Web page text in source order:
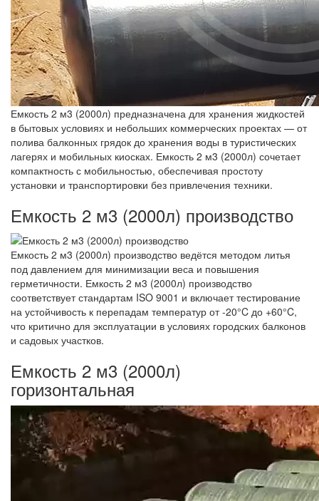
Емкость 2 м3 (2000л) предназначена для хранения жидкостей
в бытовых условиях и небольших коммерческих проектах — от
полива балконных грядок до хранения воды в туристических
лагерях и мобильных киосках. Емкость 2 м3 (2000л) сочетает
компактность с мобильностью, обеспечивая простоту
установки и транспортировки без привлечения техники.
Емкость 2 м3 (2000л) производство
Емкость 2 м3 (2000л) производство ведётся методом литья
под давлением для минимизации веса и повышения
герметичности. Емкость 2 м3 (2000л) производство
соответствует стандартам ISO 9001 и включает тестирование
на устойчивость к перепадам температур от -20°C до +60°C,
что критично для эксплуатации в условиях городских балконов
и садовых участков.
Емкость 2 м3 (2000л)
горизонтальная